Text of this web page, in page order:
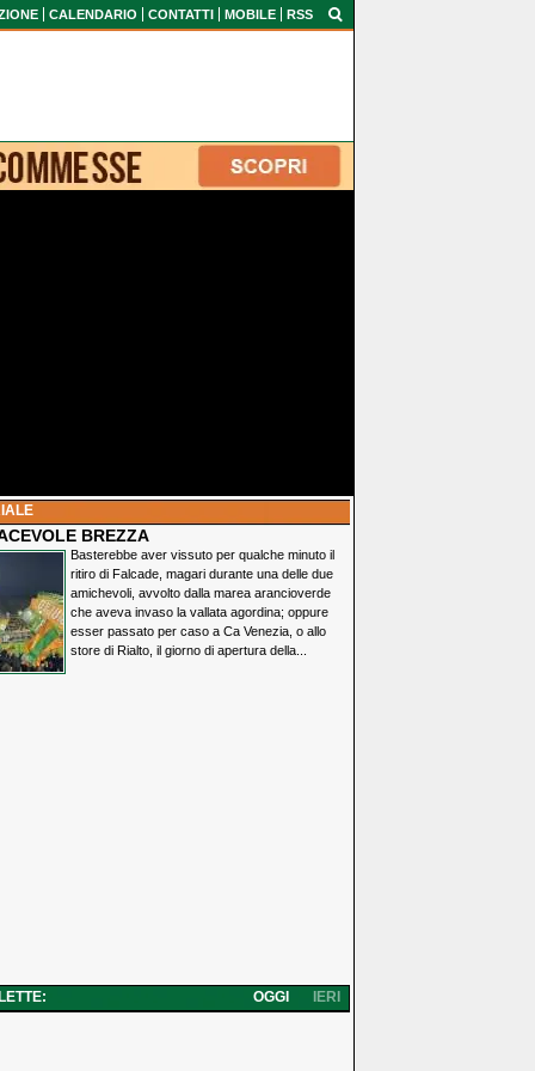
CALENDARIO CONTATTI MOBILE RSS
BREZZA
Basterebbe aver vissuto per qualche minuto il
ritiro di Falcade, magari durante una delle due
amichevoli, avvolto dalla marea arancioverde
che aveva invaso la vallata agordina; oppure
esser passato per caso a Ca Venezia, o allo
store di Rialto, il giorno di apertura della...
IERI
OGGI